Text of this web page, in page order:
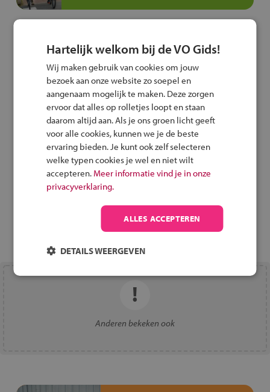
Deel deze pagina
Vergelijk deze school
Terug naar overzicht
Anderen bekeken ook
Hartelijk welkom bij de VO Gids!
Wij maken gebruik van cookies om jouw
bezoek aan onze website zo soepel en
aangenaam mogelijk te maken. Deze zorgen
ervoor dat alles op rolletjes loopt en staan
daarom altijd aan. Als je ons groen licht geeft
voor alle cookies, kunnen we je de beste
ervaring bieden. Je kunt ook zelf selecteren
welke typen cookies je wel en niet wilt
accepteren. Meer informatie vind je in onze
privacyverklaring.
ALLES ACCEPTEREN
DETAILS WEERGEVEN